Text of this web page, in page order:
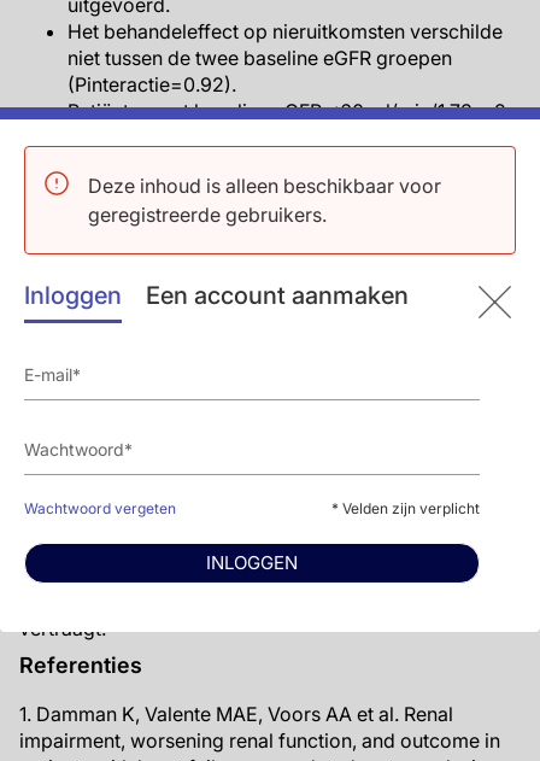
Deze inhoud is alleen beschikbaar voor
geregistreerde gebruikers.
Inloggen Een account aanmaken
Wachtwoord vergeten * Velden zijn verplicht
INLOGGEN
uitgevoerd.
Het behandeleffect op nieruitkomsten verschilde
niet tussen de twee baseline eGFR groepen
(Pinteractie=0.92).
Patiënten met baseline eGFR <60 ml/min/1.73 m2
valsartan, meer episodes van hypotensie, minder
episodes van verhoogd serum creatinine (≥2
hadden minder episodes van verhoogd creatinine
of hyperkaliëmische events (≥6 mmol/L).
Conclusie
PARAGON-HF trial hadden HFpEF patiënten die
behandeld werden met sacubitril/valsartan minder
opzichte van diegene die behandeld werden met
valsartan. Deze uitkomsten waren onafhankelijk van
baseline eGFR, wat erop wijst dat sacubitril/valsartan de
vertraagt.
Referenties
1. Damman K, Valente MAE, Voors AA et al. Renal
impairment, worsening renal function, and outcome in